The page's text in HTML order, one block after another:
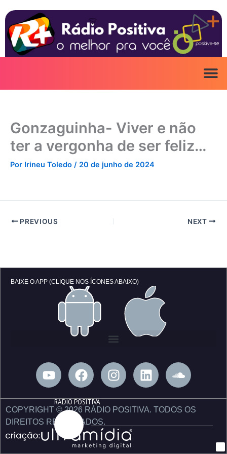
para
conteúdo
Gonzaguinha- Viver e não
ter a vergonha de ser feliz…
Por Irineu Toledo / 20 de junho de 2024
PREVIOUS NEXT
BAIXE O APP (CLIQUE NOS ÍCONES ABAIXO)
Y
o
t
u
b
e
F
a
e
b
o
o
I
n
t
g
r
L
i
k
d
S
o
n
c
COPYRIGHT © 2026 RÁDIO POSITIVA. TODOS OS
DIREITOS RESERVADOS.
RÁDIO POSITIVA